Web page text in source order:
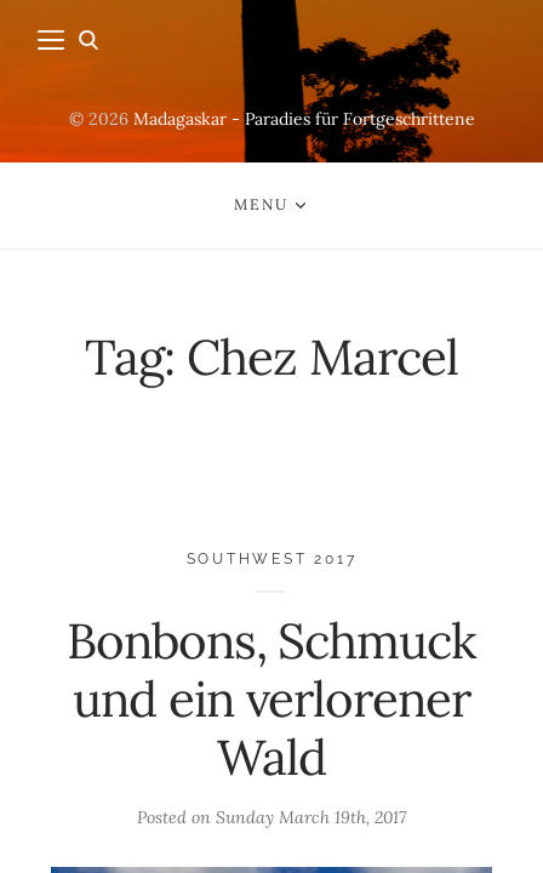
© 2026 Madagaskar - Paradies für Fortgeschrittene
MENU
Tag: Chez Marcel
SOUTHWEST 2017
Bonbons, Schmuck
und ein verlorener
Wald
Posted on Sunday March 19th, 2017